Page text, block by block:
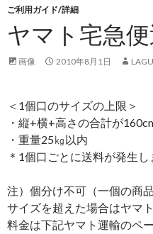
ご利用ガイド/詳細
ヤマト宅急
画像 2010年8月1日
＜1個口のサイズの上限＞
・縦+横+高さの合計が
・重量25㎏以内
＊1個口ごとに送料が発生し
注）個分け不可（一個の商
サイズを超えた場合はヤマ
料金は下記ヤマト運輸のペ